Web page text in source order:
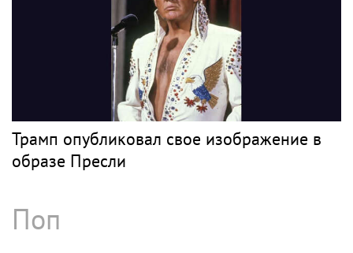
Трамп опубликовал свое изображение в
образе Пресли
Поп